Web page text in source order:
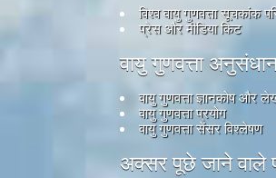
विश्व वायु गुणवत्ता सूचकांक
प्रेस और मीडिया किट
वायु गुणवत्ता
वायु गुणवत्ता ज्ञानकोष और
वायु गुणवत्ता प्रयोग
वायु गुणवत्ता सेंसर विश्लेषण
अक्सर पूछे जाने वाले